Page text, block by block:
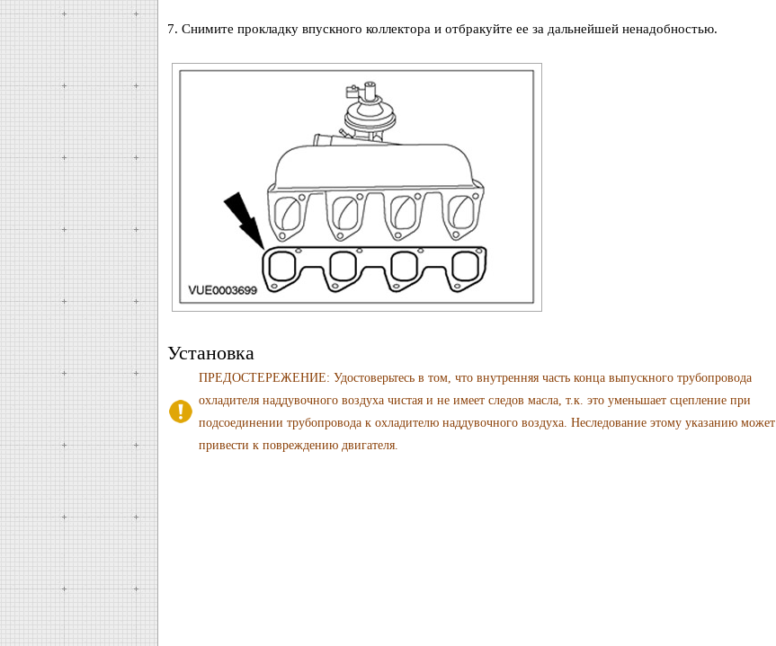
7. Снимите прокладку впускного коллектора и отбракуйте ее за дальнейшей ненадобностью.
Установка
ПРЕДОСТЕРЕЖЕНИЕ: Удостоверьтесь в том, что внутренняя часть конца выпускного трубопровода
охладителя наддувочного воздуха чистая и не имеет следов масла, т.к. это уменьшает сцепление при
подсоединении трубопровода к охладителю наддувочного воздуха. Неследование этому указанию может
привести к повреждению двигателя.